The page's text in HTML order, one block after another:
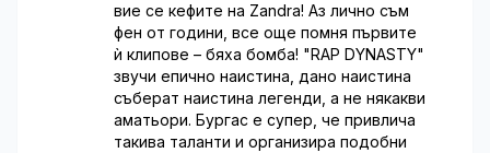
вие се кефите на Zandra! Аз лично съм
фен от години, все още помня първите
ѝ клипове – бяха бомба! "RAP DYNASTY"
звучи епично наистина, дано наистина
съберат наистина легенди, а не някакви
аматьори. Бургас е супер, че привлича
такива таланти и организира подобни